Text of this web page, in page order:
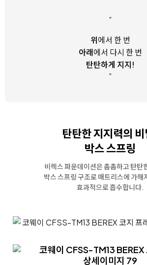
“
위에서 한 번
아래에서 다시 한 번
탄탄하게 지지!
”
탄탄한 지지력의
박스 스프링
비렉스 파운데이션은 촘촘하고 탄탄
박스 스프링 구조로 매트리스에 가해
효과적으로 흡수합니다.